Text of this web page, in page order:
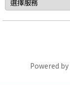
Powered by